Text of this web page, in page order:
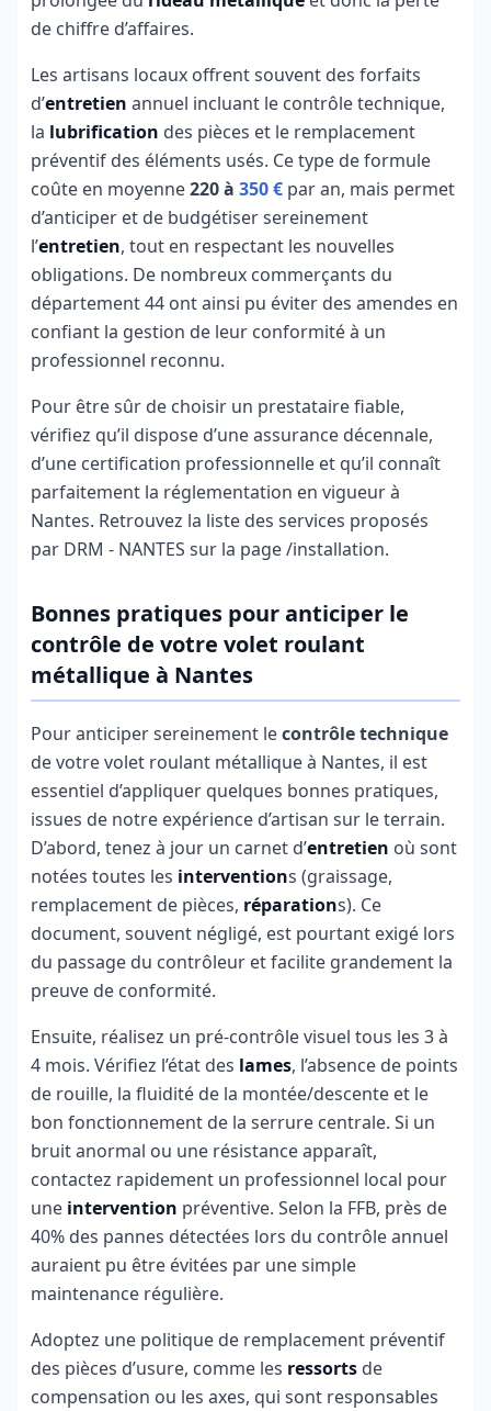
de chiffre d’affaires.
Les artisans locaux offrent souvent des forfaits
d’entretien annuel incluant le contrôle technique,
la lubrification des pièces et le remplacement
préventif des éléments usés. Ce type de formule
coûte en moyenne220 à 350 € par an, mais permet
d’anticiper et de budgétiser sereinement
l’entretien, tout en respectant les nouvelles
obligations. De nombreux commerçants du
département 44 ont ainsi pu éviter des amendes en
confiant la gestion de leur conformité à un
professionnel reconnu.
Pour être sûr de choisir un prestataire fiable,
vérifiez qu’il dispose d’une assurance décennale,
d’une certification professionnelle et qu’il connaît
parfaitement la réglementation en vigueur à
Nantes. Retrouvez la liste des services proposés
par DRM - NANTES sur la page /installation.
Bonnes pratiques pour anticiper le
contrôle de votre volet roulant
métallique à Nantes
Pour anticiper sereinement lecontrôle technique
de votre volet roulant métallique à Nantes, il est
essentiel d’appliquer quelques bonnes pratiques,
issues de notre expérience d’artisan sur le terrain.
D’abord, tenez à jour un carnet d’entretien où sont
notées toutes les interventions (graissage,
remplacement de pièces, réparations). Ce
document, souvent négligé, est pourtant exigé lors
du passage du contrôleur et facilite grandement la
preuve de conformité.
Ensuite, réalisez un pré-contrôle visuel tous les 3 à
4 mois. Vérifiez l’état des lames, l’absence de points
de rouille, la fluidité de la montée/descente et le
bon fonctionnement de la serrure centrale. Si un
bruit anormal ou une résistance apparaît,
contactez rapidement un professionnel local pour
une intervention préventive. Selon la FFB, près de
40% des pannes détectées lors du contrôle annuel
auraient pu être évitées par une simple
maintenance régulière.
Adoptez une politique de remplacement préventif
des pièces d’usure, comme les ressorts de
compensation ou les axes, qui sont responsables